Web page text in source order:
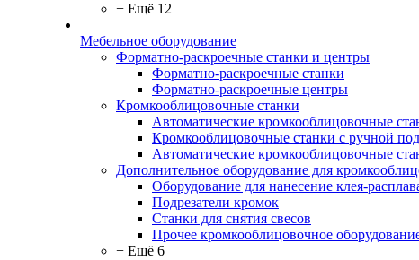
+ Ещё 12
Мебельное оборудование
Форматно-раскроечные станки и центры
Форматно-раскроечные станки
Форматно-раскроечные центры
Кромкооблицовочные станки
Автоматические кромкооблицовочные
Кромкооблицовочные станки с ручной
Автоматические кромкооблицовочные
Дополнительное оборудование для
Оборудование для нанесение клея-
Подрезатели кромок
Станки для снятия свесов
Прочее кромкооблицовочное
+ Ещё 6